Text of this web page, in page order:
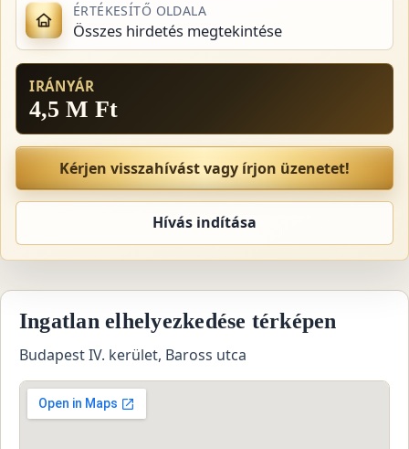
ÉRTÉKESÍTŐ OLDALA
Összes hirdetés megtekintése
IRÁNYÁR
4,5 M Ft
Kérjen visszahívást vagy írjon üzenetet!
Hívás indítása
Ingatlan elhelyezkedése térképen
Budapest IV. kerület, Baross utca